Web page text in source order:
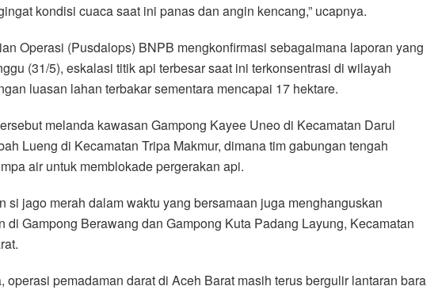
kondisi cuaca saat ini panas dan angin kencang,” ucapnya.
Operasi (Pusdalops) BNPB mengkonfirmasi sebagaimana laporan yang
(31/5), eskalasi titik api terbesar saat ini terkonsentrasi di wilayah
luasan lahan terbakar sementara mencapai 17 hektare.
melanda kawasan Gampong Kayee Uneo di Kecamatan Darul
Lueng di Kecamatan Tripa Makmur, dimana tim gabungan tengah
air untuk memblokade pergerakan api.
si jago merah dalam waktu yang bersamaan juga menghanguskan
di Gampong Berawang dan Gampong Kuta Padang Layung, Kecamatan
operasi pemadaman darat di Aceh Barat masih terus bergulir lantaran bara